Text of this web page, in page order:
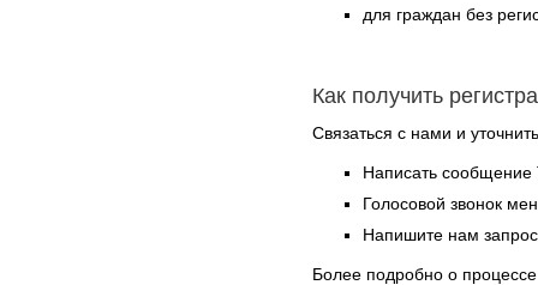
для граждан без
Как получить
Связаться с нами и
Написать
Голосовой звонок
Напишите нам
Более подробно о